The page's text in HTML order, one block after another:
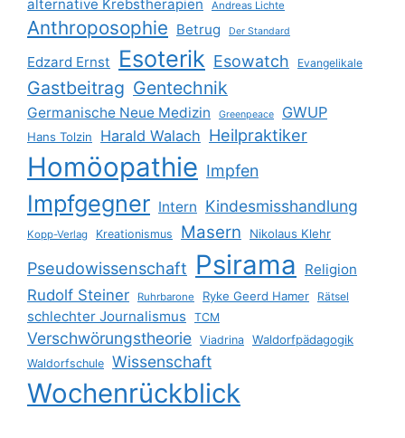
alternative Krebstherapien Andreas Lichte
Anthroposophie Betrug Der Standard
Edzard Ernst Esoterik Esowatch Evangelikale
Gastbeitrag Gentechnik
Germanische Neue Medizin Greenpeace GWUP
Hans Tolzin Harald Walach Heilpraktiker
Homöopathie Impfen
Impfgegner Intern Kindesmisshandlung
Kopp-Verlag Kreationismus Masern Nikolaus Klehr
Pseudowissenschaft Psirama Religion
Rudolf Steiner Ruhrbarone Ryke Geerd Hamer Rätsel
schlechter Journalismus TCM
Verschwörungstheorie Viadrina Waldorfpädagogik
Waldorfschule Wissenschaft
Wochenrückblick